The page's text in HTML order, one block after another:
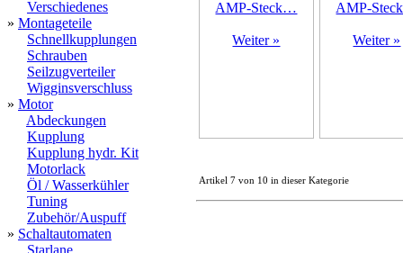
Verschiedenes
» Montageteile
Schnellkupplungen
Schrauben
Seilzugverteiler
Wigginsverschluss
» Motor
Abdeckungen
Kupplung
Kupplung hydr. Kit
Motorlack
Öl / Wasserkühler
Tuning
Zubehör/Auspuff
» Schaltautomaten
Starlane
AMP-Steck…
Weiter »
AMP-
Weiter »
Artikel 7 von 10 in dieser Kategorie